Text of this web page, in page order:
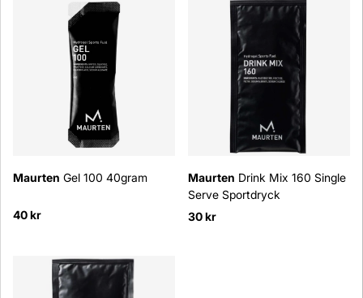
Maurten Gel 100 40gram
40 kr
Maurten Drink Mix 160 Single
Serve Sportdryck
30 kr